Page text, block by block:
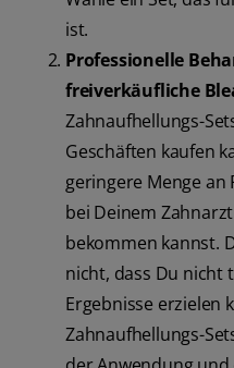
ist.
Professionelle
freiverkäufliche
Zahnaufhellungs-
Geschäften kaufen
geringere Menge an
bei Deinem
bekommen kannst.
nicht, dass Du
Ergebnisse erzielen
Zahnaufhellungs-